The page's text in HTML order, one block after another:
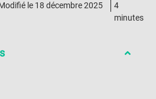
le 18 décembre 2025
4
minutes